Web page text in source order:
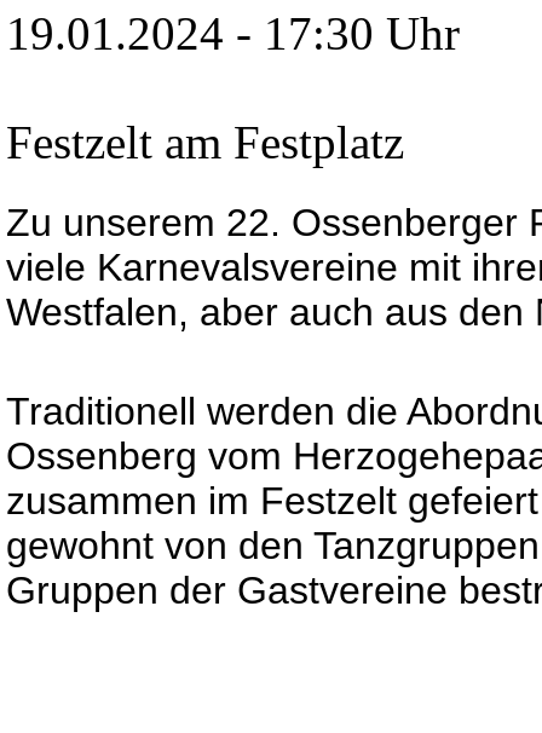
19.01.2024 - 17:30 Uhr
Festzelt am Festplatz
Zu unserem 22. Ossenberger
viele Karnevalsvereine mit
Westfalen, aber auch aus
Traditionell werden die
Ossenberg vom
zusammen im Festzelt
gewohnt von den
Gruppen der Gastvereine